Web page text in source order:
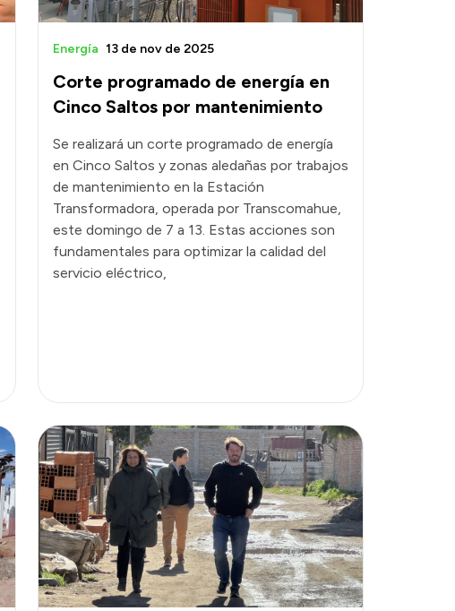
Corte programado de energía en
Cinco Saltos por mantenimiento
Energía 13 de nov de 2025
Se realizará un corte programado de energía
en Cinco Saltos y zonas aledañas por trabajos
de mantenimiento en la Estación
Transformadora, operada por Transcomahue,
este domingo de 7 a 13. Estas acciones son
fundamentales para optimizar la calidad del
servicio eléctrico,